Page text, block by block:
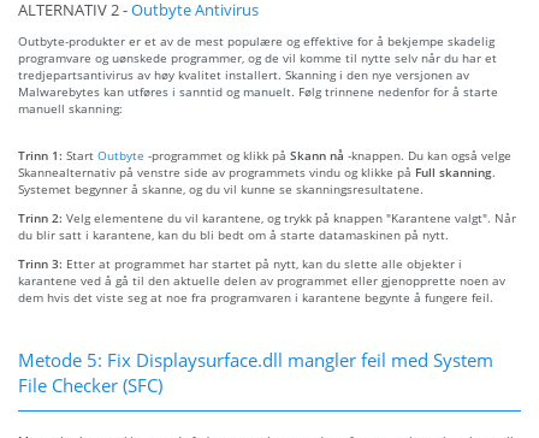
ALTERNATIV 2 -Outbyte Antivirus
Outbyte-produkter er et av de mest populære og effektive for å bekjempe skadelig
programvare og uønskede programmer, og de vil komme til nytte selv når du har et
tredjepartsantivirus av høy kvalitet installert. Skanning i den nye versjonen av
Malwarebytes kan utføres i sanntid og manuelt. Følg trinnene nedenfor for å starte
manuell skanning:
Trinn 1: Start Outbyte -programmet og klikk på Skann nå -knappen. Du kan også velge
Skannealternativ på venstre side av programmets vindu og klikke på Full skanning.
Systemet begynner å skanne, og du vil kunne se skanningsresultatene.
Trinn 2: Velg elementene du vil karantene, og trykk på knappen "Karantene valgt". Når
du blir satt i karantene, kan du bli bedt om å starte datamaskinen på nytt.
Trinn 3: Etter at programmet har startet på nytt, kan du slette alle objekter i
karantene ved å gå til den aktuelle delen av programmet eller gjenopprette noen av
dem hvis det viste seg at noe fra programvaren i karantene begynte å fungere feil.
Metode 5: Fix Displaysurface.dll mangler feil med System
File Checker (SFC)